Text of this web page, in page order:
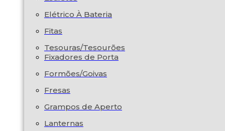
Elétrico À Bateria
Fitas
Tesouras/Tesourões
Fixadores de Porta
Formões/Goivas
Fresas
Grampos de Aperto
Lanternas